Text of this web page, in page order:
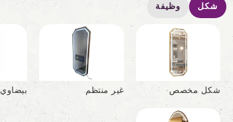
شكل وظيفة
شكل مخصص غير منتظم بيضاوي